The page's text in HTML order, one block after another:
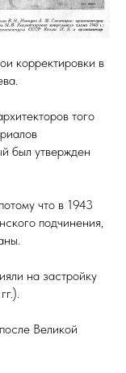
корректировки в
того
был утвержден
что в 1943
подчинения,
на застройку
Великой